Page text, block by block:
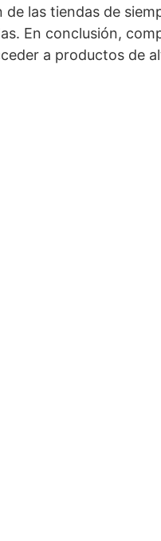
de las tiendas de
En conclusión,
a productos de